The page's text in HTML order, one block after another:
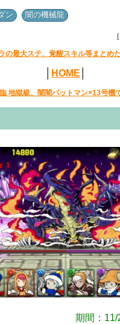
ン 闇の機械龍
の最大ステ、覚醒スキル等まとめた
HOME
地獄級、闇闇バットマン×13号機
期間：11/